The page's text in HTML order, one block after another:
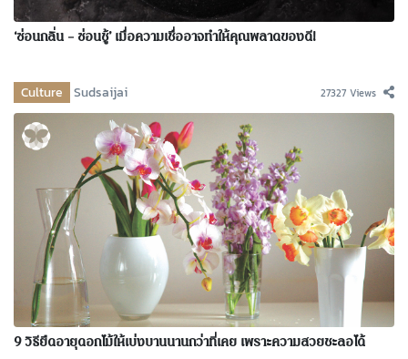
‘ซ่อนกลิ่น – ซ่อนชู้’ เมื่อความเชื่ออาจทำให้คุณพลาดของดี!
Culture Sudsaijai 27327 Views
9 วิธียืดอายุดอกไม้ให้เบ่งบานนานกว่าที่เคย เพราะความสวยชะลอได้